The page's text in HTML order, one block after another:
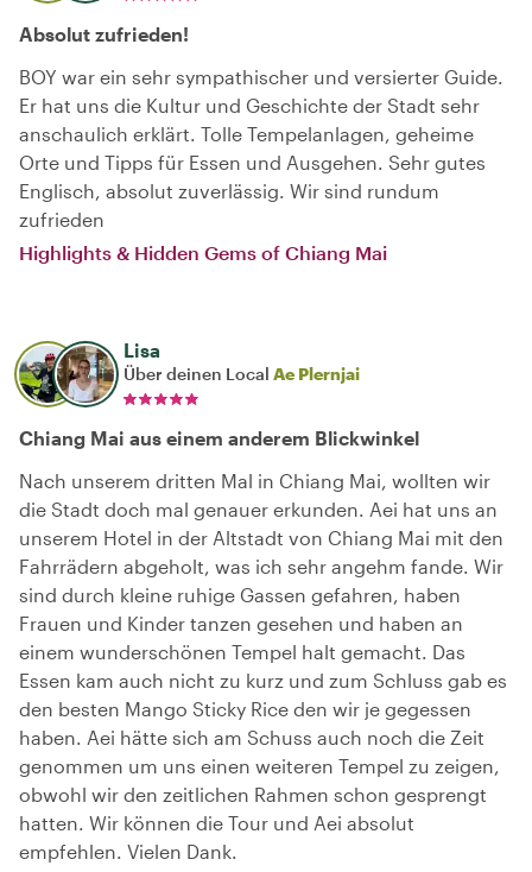
Absolut zufrieden!
BOY war ein sehr sympathischer und versierter Guide.
Er hat uns die Kultur und Geschichte der Stadt sehr
anschaulich erklärt. Tolle Tempelanlagen, geheime
Orte und Tipps für Essen und Ausgehen. Sehr gutes
Englisch, absolut zuverlässig. Wir sind rundum
zufrieden
Highlights & Hidden Gems of Chiang Mai
Lisa
Über deinen Local Ae Plernjai
Chiang Mai aus einem anderem Blickwinkel
Nach unserem dritten Mal in Chiang Mai, wollten wir
die Stadt doch mal genauer erkunden. Aei hat uns an
unserem Hotel in der Altstadt von Chiang Mai mit den
Fahrrädern abgeholt, was ich sehr angehm fande. Wir
sind durch kleine ruhige Gassen gefahren, haben
Frauen und Kinder tanzen gesehen und haben an
einem wunderschönen Tempel halt gemacht. Das
Essen kam auch nicht zu kurz und zum Schluss gab es
den besten Mango Sticky Rice den wir je gegessen
haben. Aei hätte sich am Schuss auch noch die Zeit
genommen um uns einen weiteren Tempel zu zeigen,
obwohl wir den zeitlichen Rahmen schon gesprengt
hatten. Wir können die Tour und Aei absolut
empfehlen. Vielen Dank.